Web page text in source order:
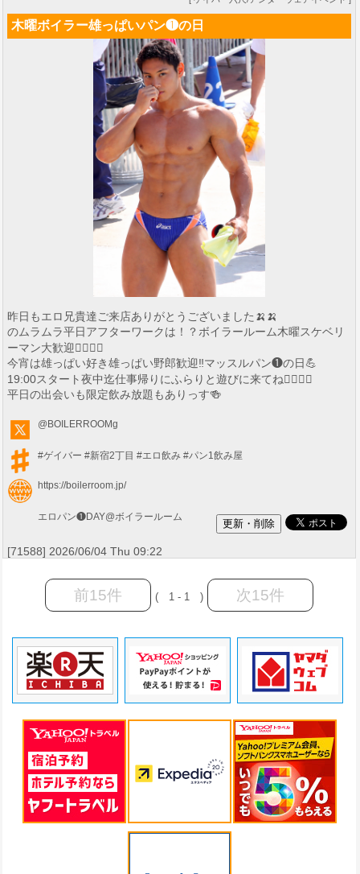
木曜ボイラー雄っぱいパン❶の日
昨日もエロ兄貴達ご来店ありがとうございました🍌🍌
のムラムラ平日アフターワークは！？ボイラールーム木曜スケベリ
ーマン大歓迎👨‍❤️‍💋‍👨
今宵は雄っぱい好き雄っぱい野郎歓迎‼️マッスルパン❶の日💪
19:00スタート夜中迄仕事帰りにふらりと遊びに来てね👨‍❤️‍💋‍👨
平日の出会いも限定飲み放題もありっす🍻
@BOILERROOMg
#ゲイバー #新宿2丁目 #エロ飲み #パン1飲み屋
https://boilerroom.jp/
エロパン❶DAY@ボイラールーム
[71588] 2026/06/04 Thu 09:22
前15件 ( 1 - 1 ) 次15件